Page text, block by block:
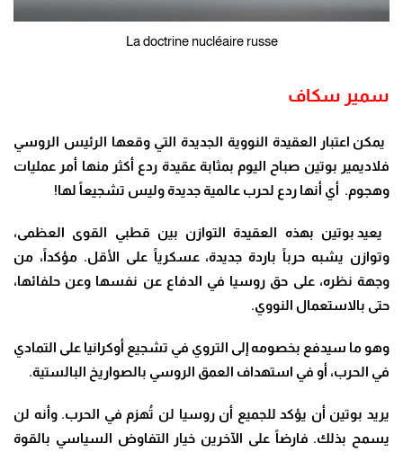
La doctrine nucléaire russe
سمير سكاف
يمكن اعتبار العقيدة النووية الجديدة التي وقعها الرئيس الروسي
فلاديمير بوتين صباح اليوم بمثابة عقيدة ردع أكثر منها أمر عمليات
وهجوم. أي أنها ردع لحرب عالمية جديدة وليس تشجيعاً لها!
يعيد بوتين بهذه العقيدة التوازن بين قطبي القوى العظمى،
وتوازن يشبه حرباً باردة جديدة، عسكرياً على الأقل. مؤكداً، من
وجهة نظره، على حق روسيا في الدفاع عن نفسها وعن حلفائها،
حتى بالاستعمال النووي.
وهو ما سيدفع بخصومه إلى التروي في تشجيع أوكرانيا على التمادي
في الحرب، أو في استهداف العمق الروسي بالصواريخ البالستية.
يريد بوتين أن يؤكد للجميع أن روسيا لن تُهزم في الحرب. وأنه لن
يسمح بذلك. فارضاً على الآخرين خيار التفاوض السياسي بالقوة